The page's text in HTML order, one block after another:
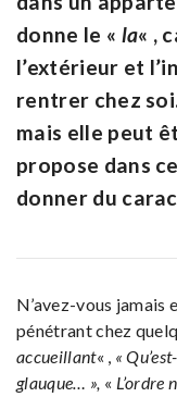
donne le « la« ,
l’extérieur et
rentrer chez
mais elle peut
propose dans
donner du
N’avez-vous jamais
pénétrant chez
accueillant« , «
glauque… », « L’ordre